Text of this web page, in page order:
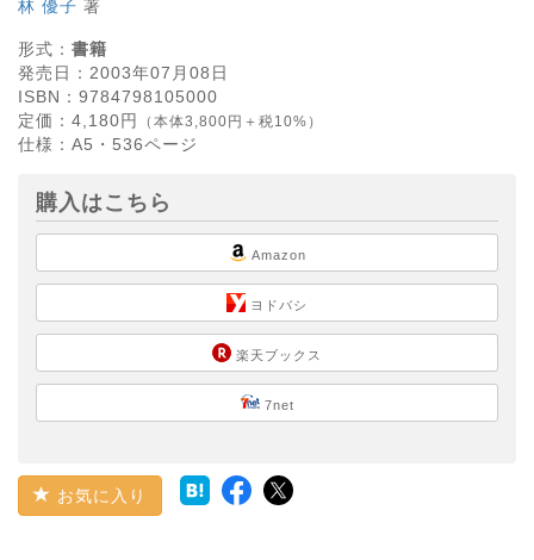
林 優子 著
形式： 書籍
発売日： 2003年07月08日
ISBN： 9784798105000
定価： 4,180円 （本体3,800円＋税10%）
仕様： A5・ 536ページ
購入はこちら
Amazon
ヨドバシ
楽天ブックス
7net
お気に入り